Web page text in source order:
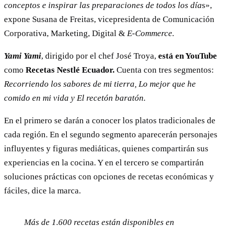
conceptos e inspirar las preparaciones de todos los días»,
expone Susana de Freitas, vicepresidenta de Comunicación
Corporativa, Marketing, Digital & E-Commerce.
Yami Yami, dirigido por el chef José Troya, está en YouTube
como Recetas Nestlé Ecuador. Cuenta con tres segmentos:
Recorriendo los sabores de mi tierra, Lo mejor que he
comido en mi vida y El recetón baratón.
En el primero se darán a conocer los platos tradicionales de
cada región. En el segundo segmento aparecerán personajes
influyentes y figuras mediáticas, quienes compartirán sus
experiencias en la cocina. Y en el tercero se compartirán
soluciones prácticas con opciones de recetas económicas y
fáciles, dice la marca.
Más de 1.600 recetas están disponibles en